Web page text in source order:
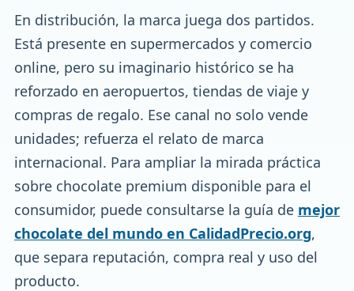
En distribución, la marca juega dos partidos.
Está presente en supermercados y comercio
online, pero su imaginario histórico se ha
reforzado en aeropuertos, tiendas de viaje y
compras de regalo. Ese canal no solo vende
unidades; refuerza el relato de marca
internacional. Para ampliar la mirada práctica
sobre chocolate premium disponible para el
consumidor, puede consultarse la guía de mejor
chocolate del mundo en CalidadPrecio.org,
que separa reputación, compra real y uso del
producto.